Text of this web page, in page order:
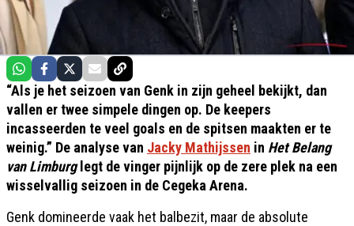
“Als je het seizoen van Genk in zijn geheel bekijkt, dan
vallen er twee simpele dingen op. De keepers
incasseerden te veel goals en de spitsen maakten er te
weinig.” De analyse van Jacky Mathijssen in Het Belang
van Limburglegt de vinger pijnlijk op de zere plek na een
wisselvallig seizoen in de Cegeka Arena.
Genk domineerde vaak het balbezit, maar de absolute